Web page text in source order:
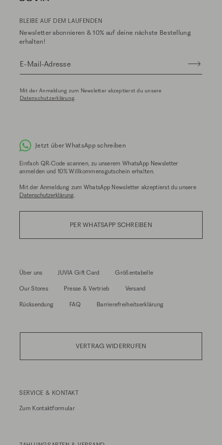
BLEIBE AUF DEM LAUFENDEN
Newsletter abonnieren & 10% auf deine nächste Bestellung
erhalten!
E-Mail-Adresse
Mit der Anmeldung zum Newsletter akzeptierst du unsere
Datenschutzerklärung.
Jetzt über WhatsApp schreiben
Einfach QR-Code scannen, zu unserem WhatsApp Newsletter
anmelden und 10% Willkommensgutschein erhalten.
Mit der Anmeldung zum WhatsApp Newsletter akzeptierst du unsere
Datenschutzerklärung.
PER WHATSAPP SCHREIBEN
Über uns JUVIA Gift Card Größentabelle
Our Stores Presse & Vertrieb Versand
Rücksendung FAQ Barrierefreiheitserklärung
VERTRAG WIDERRUFEN
SERVICE & KONTAKT
Zum Kontaktformular